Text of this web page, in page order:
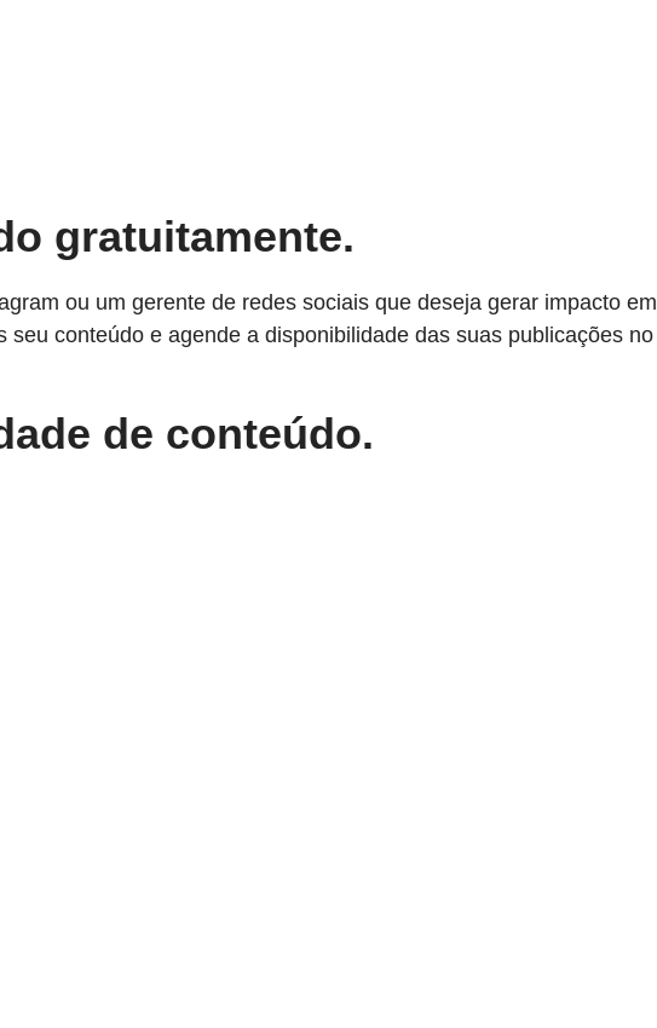
gratuitamente.
ou um gerente de redes sociais que deseja gerar impacto em
conteúdo e agende a disponibilidade das suas publicações no
de conteúdo.